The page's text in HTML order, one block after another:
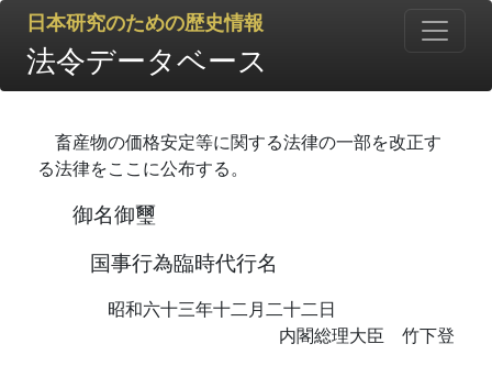
日本研究のための歴史情報
法令データベース
畜産物の価格安定等に関する法律の一部を改正す
る法律をここに公布する。
御名御璽
国事行為臨時代行名
昭和六十三年十二月二十二日
内閣総理大臣 竹下登